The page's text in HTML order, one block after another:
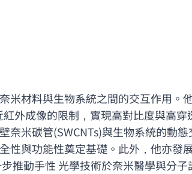
米材料與生物系統之間的交互作用。
外成像的限制，實現高對比度與高穿
奈米碳管(SWCNTs)與生物系統的動態
性與功能性奠定基礎。此外，他亦發
推動手性 光學技術於奈米醫學與分子